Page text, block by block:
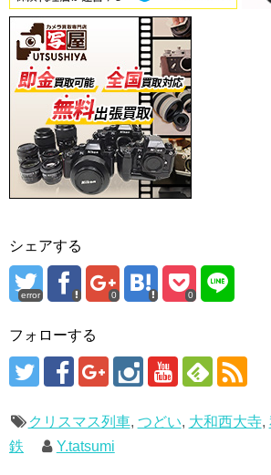
シェアする
error 0 0
フォローする
クリスマス列車, つどい, 大和西大寺,
鉄
Y.tatsumi